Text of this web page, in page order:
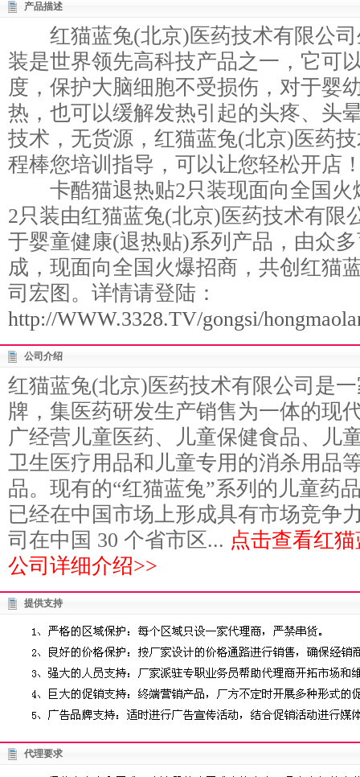
产品描述
红猫蓝兔(北京)医药技术有限公司
装是世界领先高科技产品之一，它可
度，保护大脑细胞不受损伤，对于婴
热，也可以缓解发热引起的头疼、头
技术，无货源，红猫蓝兔(北京)医药
程棒您培训指导，可以让您轻松开店
卡酷猫退热贴2只装现面向全国火
2只装由红猫蓝兔(北京)医药技术有限
于婴童健康(退热贴)系列产品，由众
成，现面向全国火爆招商，共创红猫
司宏图。详情请登陆：
http://WWW.3328.TV/gongsi/
公司介绍
红猫蓝兔(北京)医药技术有限公司是
牌，集医药研发生产销售为一体的现
广经营儿童医药、儿童保健食品、儿
卫生医疗用品和儿童专用的消杀用品
品。现有的“红猫蓝兔”系列的儿童药
已经在中国市场上形成具有市场竞争
司在中国 30 个省市区... 点击查看红
公司详细介绍>>
提供支持
代理要求